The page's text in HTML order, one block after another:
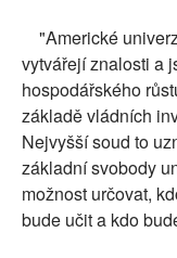
"Americké
vytvářejí znalosti a
hospodářského
základě vládních
Nejvyšší soud to
základní svobody
možnost určovat,
bude učit a kdo